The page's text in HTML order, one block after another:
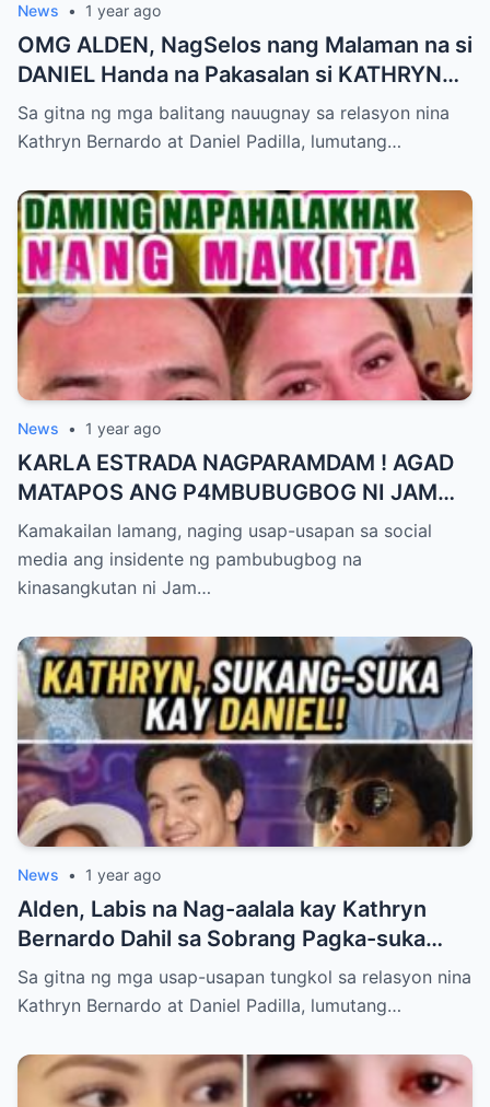
News • 1 year ago
OMG ALDEN, NagSelos nang Malaman na si
DANIEL Handa na Pakasalan si KATHRYN
Bumalik lang ito sa Kanya!
Sa gitna ng mga balitang nauugnay sa relasyon nina
Kathryn Bernardo at Daniel Padilla, lumutang…
News • 1 year ago
KARLA ESTRADA NAGPARAMDAM ! AGAD
MATAPOS ANG P4MBUBUGBOG NI JAM
IGNACIO KAY JELLIE AW
Kamakailan lamang, naging usap-usapan sa social
media ang insidente ng pambubugbog na
kinasangkutan ni Jam…
News • 1 year ago
Alden, Labis na Nag-aalala kay Kathryn
Bernardo Dahil sa Sobrang Pagka-suka
Nito kay Daniel
Sa gitna ng mga usap-usapan tungkol sa relasyon nina
Kathryn Bernardo at Daniel Padilla, lumutang…